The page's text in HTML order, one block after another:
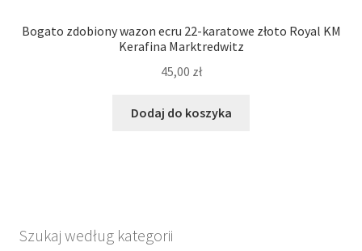
Bogato zdobiony wazon ecru 22-karatowe złoto Royal KM
Kerafina Marktredwitz
45,00 zł
Dodaj do koszyka
Szukaj według kategorii